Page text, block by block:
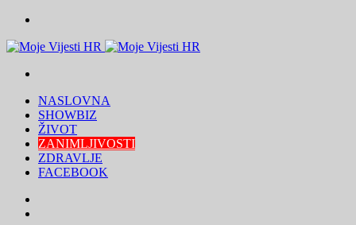
NASLOVNA
SHOWBIZ
ŽIVOT
ZANIMLJIVOSTI
ZDRAVLJE
FACEBOOK